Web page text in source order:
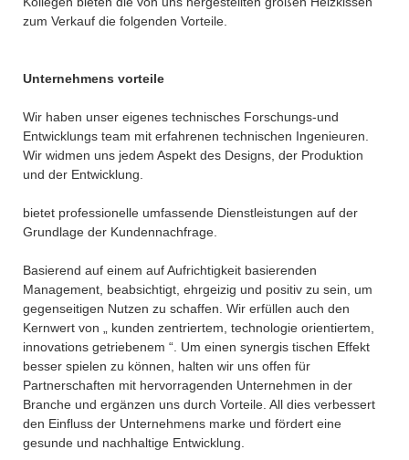
zum Verkauf die folgenden Vorteile.
Unternehmens vorteile
Wir haben unser eigenes technisches Forschungs-und
Entwicklungs team mit erfahrenen technischen Ingenieuren.
Wir widmen uns jedem Aspekt des Designs, der Produktion
und der Entwicklung.
bietet professionelle umfassende Dienstleistungen auf der
Grundlage der Kundennachfrage.
Basierend auf einem auf Aufrichtigkeit basierenden
Management, beabsichtigt, ehrgeizig und positiv zu sein, um
gegenseitigen Nutzen zu schaffen. Wir erfüllen auch den
Kernwert von „ kunden zentriertem, technologie orientiertem,
innovations getriebenem “. Um einen synergis tischen Effekt
besser spielen zu können, halten wir uns offen für
Partnerschaften mit hervorragenden Unternehmen in der
Branche und ergänzen uns durch Vorteile. All dies verbessert
den Einfluss der Unternehmens marke und fördert eine
gesunde und nachhaltige Entwicklung.